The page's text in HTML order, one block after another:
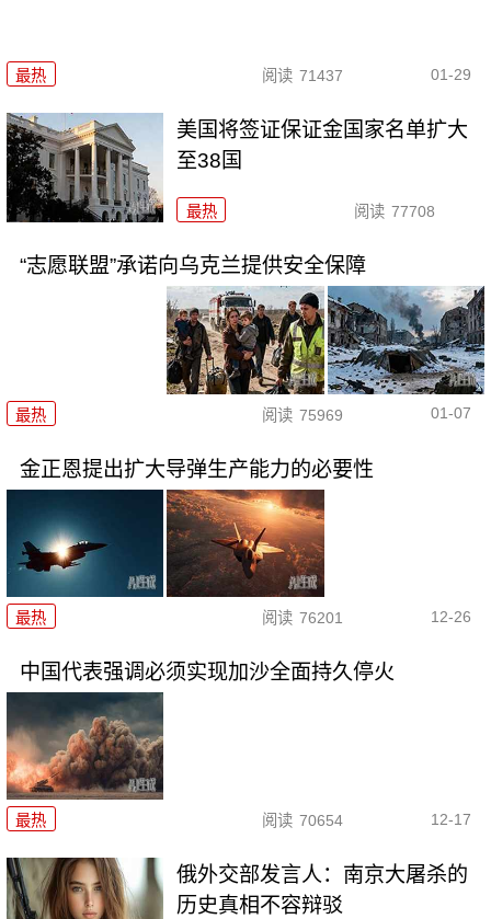
最热 阅读 71437 01-29
美国将签证保证金国家名单扩大
至38国
最热 阅读 77708
“志愿联盟”承诺向乌克兰提供安全保障
最热 阅读 75969 01-07
金正恩提出扩大导弹生产能力的必要性
最热 阅读 76201 12-26
中国代表强调必须实现加沙全面持久停火
最热 阅读 70654 12-17
俄外交部发言人：南京大屠杀的
历史真相不容辩驳